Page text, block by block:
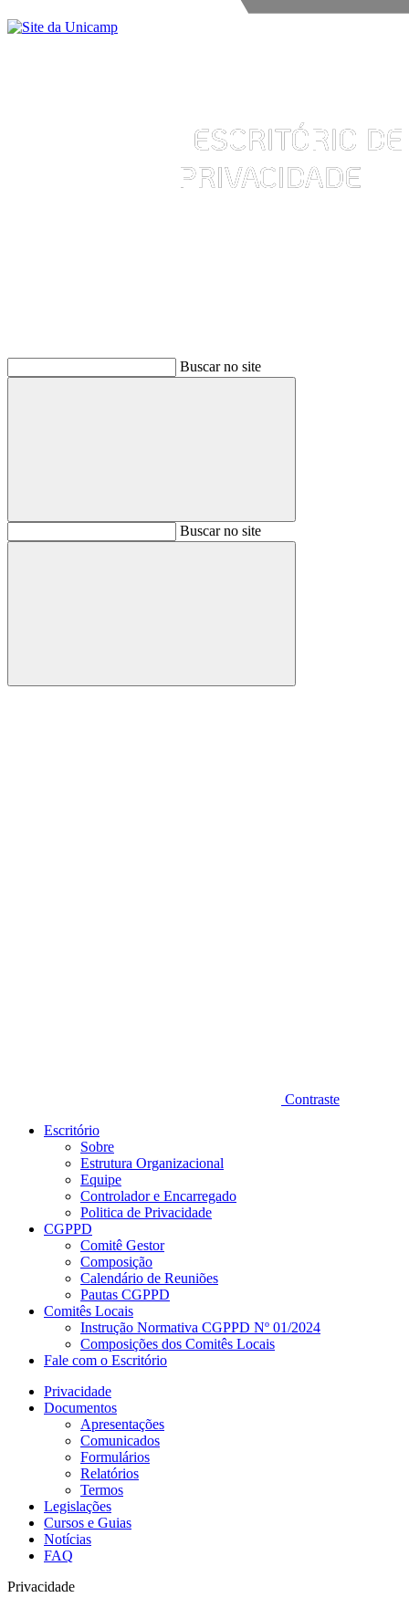
Buscar no site
BuscarBuscar no site
Buscar
Contraste
Escritório
Sobre
Estrutura Organizacional
Equipe
Controlador e Encarregado
Politica de Privacidade
CGPPD
Comitê Gestor
Composição
Calendário de Reuniões
Pautas CGPPD
Comitês Locais
Instrução Normativa CGPPD Nº 01/2024
Composições dos Comitês Locais
Fale com o Escritório
Privacidade
Documentos
Apresentações
Comunicados
Formulários
Relatórios
Termos
Legislações
Cursos e Guias
Notícias
FAQ
Privacidade